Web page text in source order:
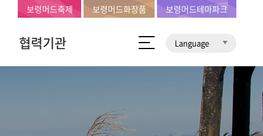
협력기관 Language
보령머드축제 보령머드화장품 보령머드테마파크